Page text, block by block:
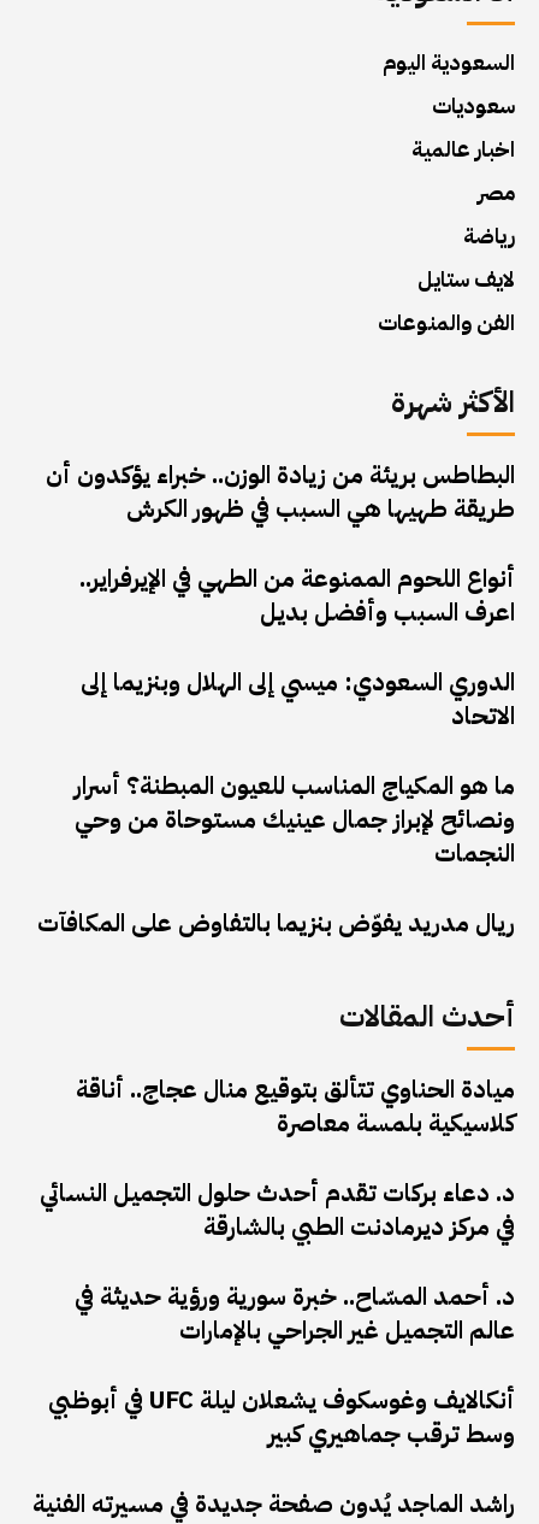
السعودية اليوم
سعوديات
اخبار عالمية
مصر
رياضة
لايف ستايل
الفن والمنوعات
الأكثر شهرة
البطاطس بريئة من زيادة الوزن.. خبراء يؤكدون أن
طريقة طهيها هي السبب في ظهور الكرش
أنواع اللحوم الممنوعة من الطهي في الإيرفراير..
اعرف السبب وأفضل بديل
الدوري السعودي: ميسي إلى الهلال وبنزيما إلى
الاتحاد
ما هو المكياج المناسب للعيون المبطنة؟ أسرار
ونصائح لإبراز جمال عينيك مستوحاة من وحي
النجمات
ريال مدريد يفوّض بنزيما بالتفاوض على المكافآت
أحدث المقالات
ميادة الحناوي تتألق بتوقيع منال عجاج.. أناقة
كلاسيكية بلمسة معاصرة
د. دعاء بركات تقدم أحدث حلول التجميل النسائي
في مركز ديرمادنت الطبي بالشارقة
د. أحمد المسّاح.. خبرة سورية ورؤية حديثة في
عالم التجميل غير الجراحي بالإمارات
أنكالايف وغوسكوف يشعلان ليلة UFC في أبوظبي
وسط ترقب جماهيري كبير
راشد الماجد يُدون صفحة جديدة في مسيرته الفنية